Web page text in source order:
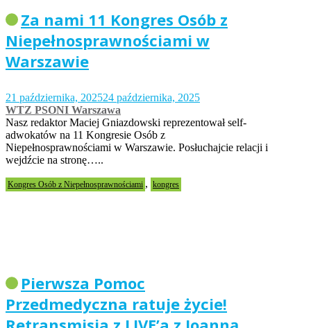
Za nami 11 Kongres Osób z
Niepełnosprawnościami w
Warszawie
21 października, 202524 października, 2025
WTZ PSONI Warszawa
Nasz redaktor Maciej Gniazdowski reprezentował self-
adwokatów na 11 Kongresie Osób z
Niepełnosprawnościami w Warszawie. Posłuchajcie relacji i
wejdźcie na stronę…..
Kongres Osób z Niepełnosprawnościami , kongres
Pierwsza Pomoc
Przedmedyczna ratuje życie!